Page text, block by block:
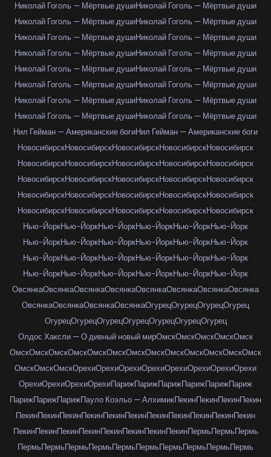
Николай Гоголь — Мёртвые душиНиколай Гоголь — Мёртвые души
Николай Гоголь — Мёртвые душиНиколай Гоголь — Мёртвые души
Николай Гоголь — Мёртвые душиНиколай Гоголь — Мёртвые души
Николай Гоголь — Мёртвые душиНиколай Гоголь — Мёртвые души
Николай Гоголь — Мёртвые душиНиколай Гоголь — Мёртвые души
Николай Гоголь — Мёртвые душиНиколай Гоголь — Мёртвые души
Николай Гоголь — Мёртвые душиНиколай Гоголь — Мёртвые души
Николай Гоголь — Мёртвые душиНиколай Гоголь — Мёртвые души
Нил Гейман — Американские богиНил Гейман — Американские боги
НовосибирскНовосибирскНовосибирскНовосибирскНовосибирск
НовосибирскНовосибирскНовосибирскНовосибирскНовосибирск
НовосибирскНовосибирскНовосибирскНовосибирскНовосибирск
НовосибирскНовосибирскНовосибирскНовосибирскНовосибирск
НовосибирскНовосибирскНовосибирскНовосибирскНовосибирск
Нью-ЙоркНью-ЙоркНью-ЙоркНью-ЙоркНью-ЙоркНью-Йорк
Нью-ЙоркНью-ЙоркНью-ЙоркНью-ЙоркНью-ЙоркНью-Йорк
Нью-ЙоркНью-ЙоркНью-ЙоркНью-ЙоркНью-ЙоркНью-Йорк
Нью-ЙоркНью-ЙоркНью-ЙоркНью-ЙоркНью-ЙоркНью-Йорк
ОвсянкаОвсянкаОвсянкаОвсянкаОвсянкаОвсянкаОвсянкаОвсянка
ОвсянкаОвсянкаОвсянкаОвсянкаОгурецОгурецОгурецОгурец
ОгурецОгурецОгурецОгурецОгурецОгурецОгурец
Олдос Хаксли — О дивный новый мирОмскОмскОмскОмскОмск
ОмскОмскОмскОмскОмскОмскОмскОмскОмскОмскОмскОмскОмск
ОмскОмскОмскОрехиОрехиОрехиОрехиОрехиОрехиОрехиОрехи
ОрехиОрехиОрехиОрехиПарижПарижПарижПарижПарижПариж
ПарижПарижПарижПауло Коэльо — АлхимикПекинПекинПекинПекин
ПекинПекинПекинПекинПекинПекинПекинПекинПекинПекинПекин
ПекинПекинПекинПекинПекинПекинПекинПекинПермьПермьПермь
ПермьПермьПермьПермьПермьПермьПермьПермьПермьПермь